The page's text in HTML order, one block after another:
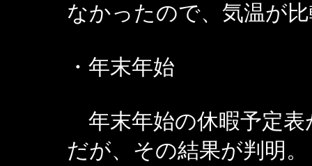
なかったので、気温が
・年末年始
年末年始の休暇予定表
だが、その結果が判明。